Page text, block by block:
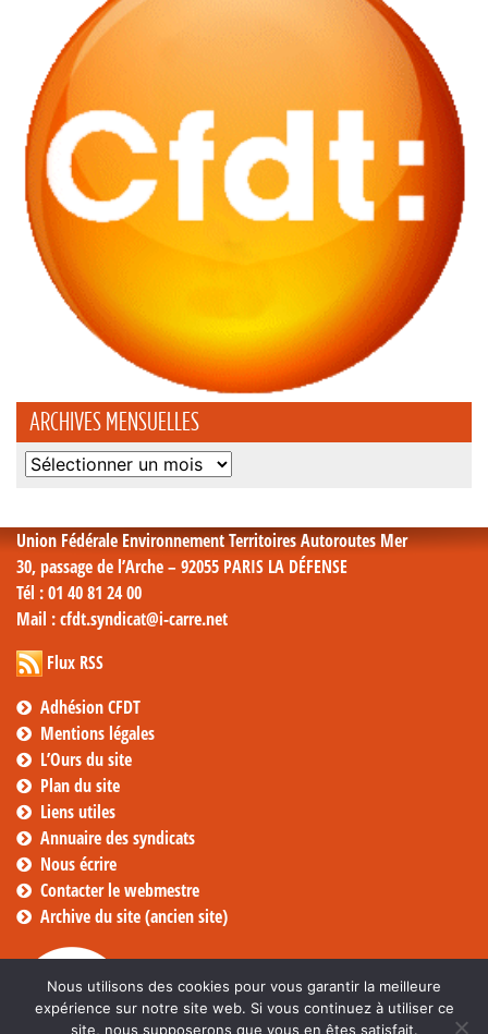
ARCHIVES MENSUELLES
Archives
Union Fédérale Environnement Territoires Autoroutes Mer
30, passage de l’Arche – 92055 PARIS LA DÉFENSE
Tél : 01 40 81 24 00
Mail : cfdt.syndicat@i-carre.net
Flux RSS
Adhésion CFDT
Mentions légales
L’Ours du site
Plan du site
Liens utiles
Annuaire des syndicats
Nous écrire
Contacter le webmestre
Archive du site (ancien site)
Nous utilisons des cookies pour vous garantir la meilleure
expérience sur notre site web. Si vous continuez à utiliser ce
site, nous supposerons que vous en êtes satisfait.